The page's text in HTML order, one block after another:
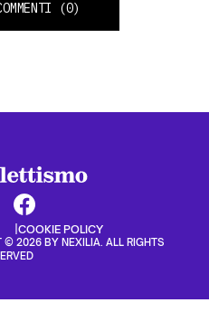
(0)
COOKIE POLICY
© 2026 BY NEXILIA. ALL RIGHTS